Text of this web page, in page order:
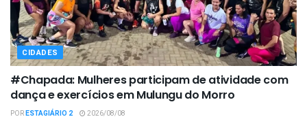
CIDADES
#Chapada: Mulheres participam de atividade com
dança e exercícios em Mulungu do Morro
PORESTAGIÁRIO 2 2026/08/08